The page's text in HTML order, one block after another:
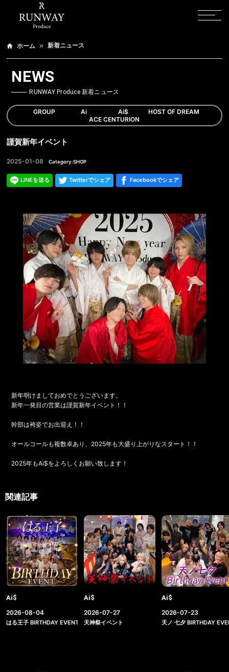
ホーム 新着ニュース
NEWS
RUNWAY Produce 新着ニュース
GROUP Ai Ai$
HOST OF DREAM
ACE CENTURION
謹賀新年イベント
2025-01-08 Category:SHOP
LINEを送る Twitterでシェア Facebookでシェア
新年明けましておめでとうございます。
新年一発目の営業は謹賀新年イベント！！
幹部は袴姿でお出迎え！！
オールコールも複数卓あり、2025年も大盛り上がりなスタート！！
2025年もAi$をよろしくお願い致します！
関連記事
Ai$
2026-08-04
はる王子 BIRTHDAY EVENT
Ai$
2026-07-27
天神祭イベント
Ai$
2026-07-23
天ノ 七夕 BIRTHDAY